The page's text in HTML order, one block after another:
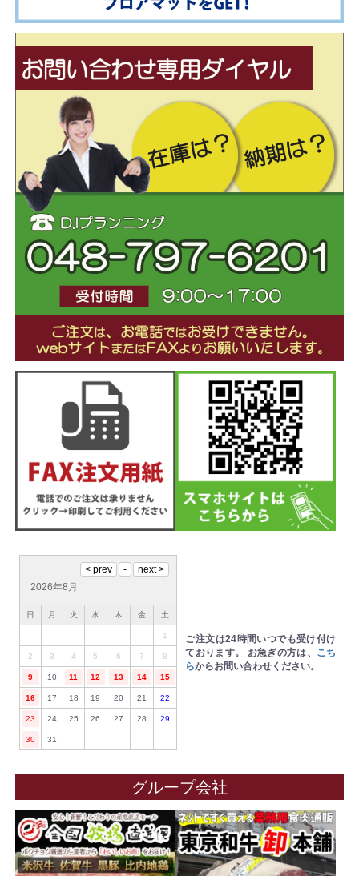
2026年8月
日 月 火 水 木 金 土
1
2 3 4 5 6 7 8
9 10 11 12 13 14 15
16 17 18 19 20 21 22
23 24 25 26 27 28 29
30 31
ご注文は24時間いつでも受け付け
ております。 お急ぎの方は、 こち
らからお問い合わせください。
グループ会社